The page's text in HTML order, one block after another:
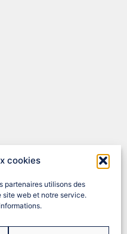
cookies
partenaires utilisons des
site web et notre service.